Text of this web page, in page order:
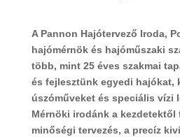
A Pannon Hajótervező Iroda,
hajómérnök és hajóműszaki
több, mint 25 éves szakmai
és fejlesztünk egyedi hajókat,
úszóműveket és speciális vízi
Mérnöki irodánk a kezdetektől
minőségi tervezés, a precíz